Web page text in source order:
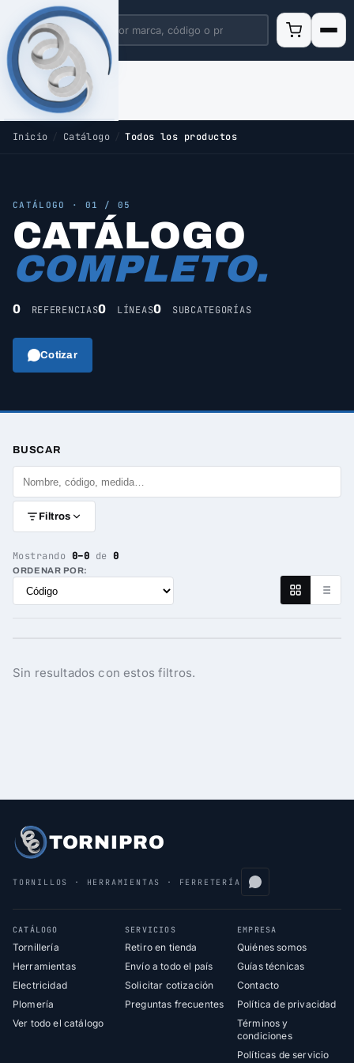
Inicio / Catálogo Todos los productos
CATÁLOGO · 01 / 05
CATÁLOGO
COMPLETO.
0 REFERENCIAS0 LÍNEAS0 SUBCATEGORÍAS
Cotizar
BUSCAR
Filtros
Mostrando 0–0 de0
ORDENAR POR:
Sin resultados con estos filtros.
TORNIPRO
TORNILLOS · HERRAMIENTAS · FERRETERÍA
CATÁLOGO
Tornillería
Herramientas
Electricidad
Plomería
Ver todo el catálogo
SERVICIOS
Retiro en tienda
Envío a todo el país
Solicitar cotización
Preguntas frecuentes
EMPRESA
Quiénes somos
Guías técnicas
Contacto
Política de privacidad
Términos y
condiciones
Políticas de servicio